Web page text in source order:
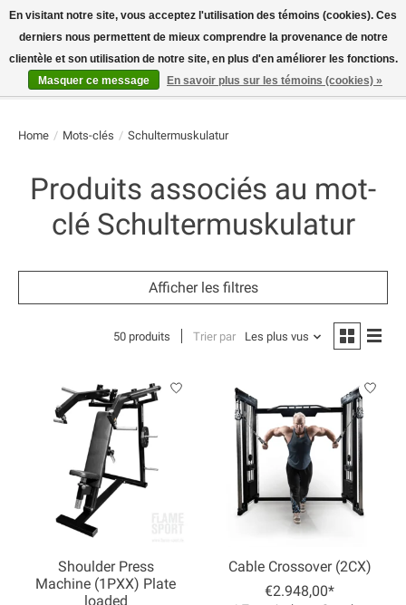
E-MAIL:info@flame-sport.deTEL.: +49 1525 9705 011
Liste de souhaits
Panier
Home / Mots-clés / Schultermuskulatur
Produits associés au mot-
clé Schultermuskulatur
Afficher les filtres
50 produits Trier par Les plus vus
Shoulder Press
Machine (1PXX) Plate
loaded
Cable Crossover (2CX)
€2.948,00*
En visitant notre site, vous acceptez l'utilisation des témoins (cookies). Ces
derniers nous permettent de mieux comprendre la provenance de notre
clientèle et son utilisation de notre site, en plus d'en améliorer les fonctions.
Masquer ce message
En savoir plus sur les témoins (cookies) »